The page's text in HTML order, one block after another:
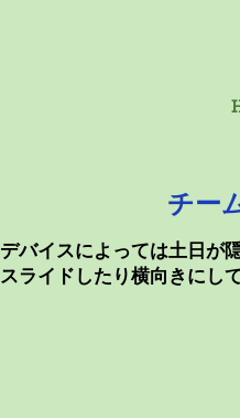
チー
デバイスによっては土日が
スライドしたり横向きにし